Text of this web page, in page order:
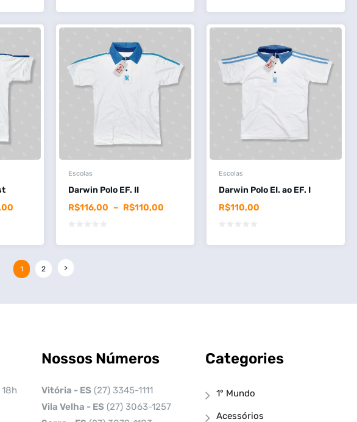
Escolas
Darwin Polo EF. II
R$110,00
–
R$116,00
Escolas
Darwin Polo EI. ao EF. I
R$110,00
1 2
Nossos Números
Vitória - ES (27) 3345-1111
Vila Velha - ES (27) 3063-1257
Categories
1° Mundo
Acessórios